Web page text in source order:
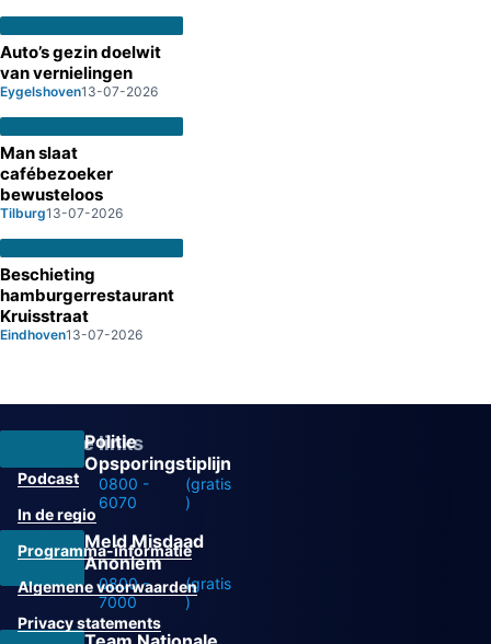
Auto’s gezin doelwit
van vernielingen
Eygelshoven13-07-2026
Man slaat
cafébezoeker
bewusteloos
Tilburg13-07-2026
Beschieting
hamburgerrestaurant
Kruisstraat
Eindhoven13-07-2026
Politie
Opsporingstiplijn
0800 -
6070
(gratis
)
Meld Misdaad
Anoniem
0800 -
7000
(gratis
)
Overige links
Podcast
In de regio
Programma-informatie
Algemene voorwaarden
Privacy statements